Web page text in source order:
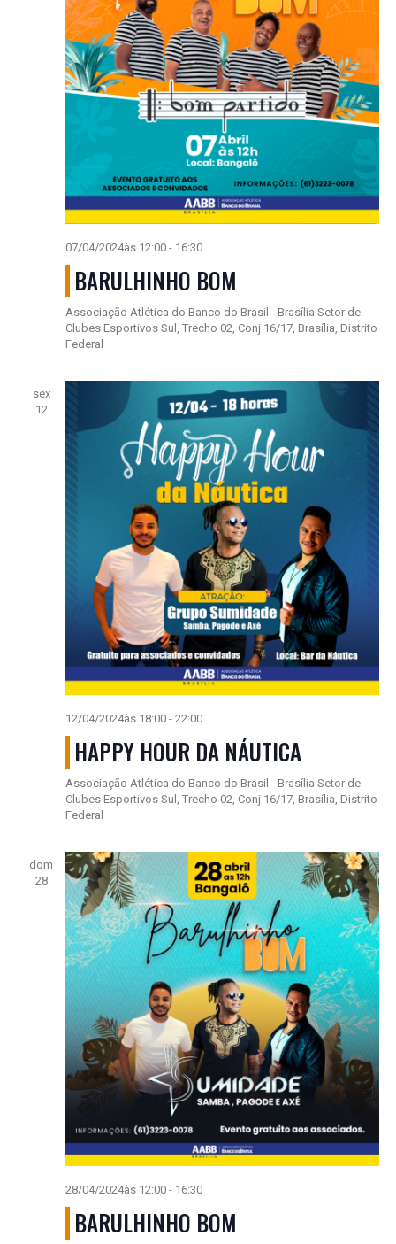
07/04/2024às 12:00- 16:30
BARULHINHO BOM
Associação Atlética do Banco do Brasil - Brasília Setor de
Clubes Esportivos Sul, Trecho 02, Conj 16/17, Brasília, Distrito
Federal
sex
12
12/04/2024às 18:00- 22:00
HAPPY HOUR DA NÁUTICA
Associação Atlética do Banco do Brasil - Brasília Setor de
Clubes Esportivos Sul, Trecho 02, Conj 16/17, Brasília, Distrito
Federal
dom
28
28/04/2024às 12:00- 16:30
BARULHINHO BOM